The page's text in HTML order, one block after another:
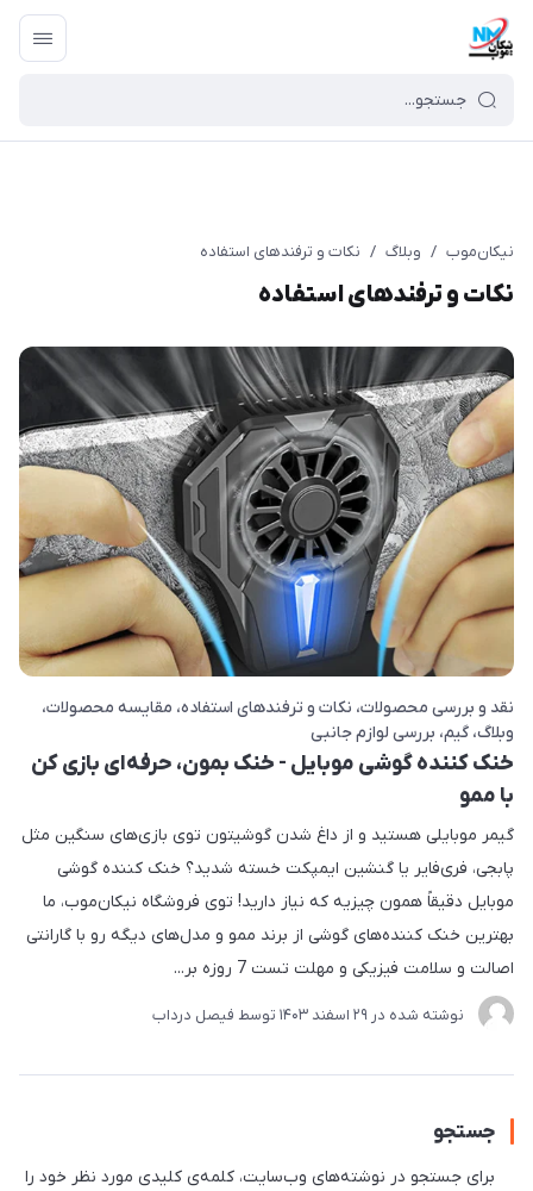
نیکان‌موب / وبلاگ / نکات و ترفندهای استفاده
نکات و ترفندهای استفاده
نقد و بررسی محصولات نکات و ترفندهای استفاده مقایسه محصولات
وبلاگ گیم بررسی لوازم جانبی
خنک کننده گوشی موبایل - خنک بمون، حرفه‌ای بازی کن
با ممو
گیمر موبایلی هستید و از داغ شدن گوشیتون توی بازی‌های سنگین مثل
پابجی، فری‌فایر یا گنشین ایمپکت خسته شدید؟ خنک کننده گوشی
موبایل دقیقاً همون چیزیه که نیاز دارید! توی فروشگاه نیکان‌موب، ما
بهترین خنک کننده‌های گوشی از برند ممو و مدل‌های دیگه رو با گارانتی
اصالت و سلامت فیزیکی و مهلت تست 7 روزه بر...
نوشته شده در 29 اسفند 1403 توسط فیصل درداب
جستجو
برای جستجو در نوشته‌های وب‌سایت، کلمه‌ی کلیدی مورد نظر خود را